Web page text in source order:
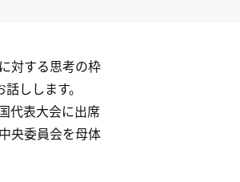
対する思考の枠
しします。
代表大会に出席
央委員会を母体